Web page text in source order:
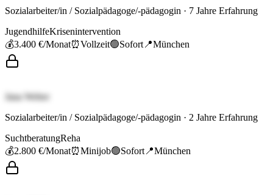
Sozialarbeiter/in / Sozialpädagoge/-pädagogin · 7 Jahre Erfahrung
JugendhilfeKrisenintervention
💰3.400 €/Monat⏰Vollzeit🟢Sofort 📍München
Jana Weber
Sozialarbeiter/in / Sozialpädagoge/-pädagogin · 2 Jahre Erfahrung
SuchtberatungReha
💰2.800 €/Monat⏰Minijob🟢Sofort 📍München